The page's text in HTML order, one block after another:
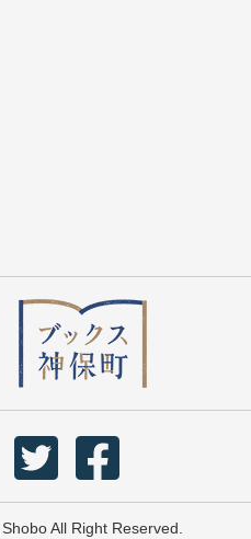
All Right Reserved.